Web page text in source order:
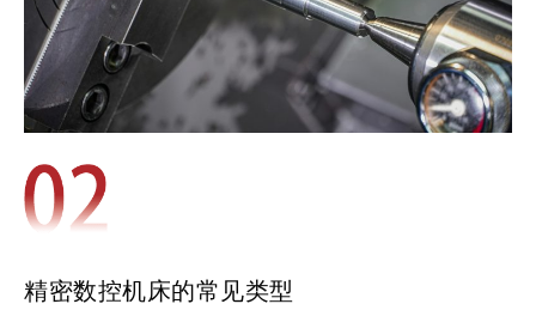
精密数控机床的常见类型